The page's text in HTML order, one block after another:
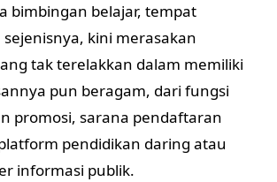
bimbingan belajar, tempat
kini merasakan
tak terelakkan dalam memiliki
pun beragam, dari fungsi
promosi, sarana pendaftaran
pendidikan daring atau
informasi publik.